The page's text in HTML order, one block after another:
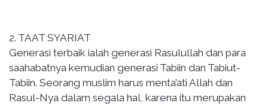
2. TAAT SYARIAT
Generasi terbaik ialah generasi Rasulullah dan para
saahabatnya kemudian generasi Tabiin dan Tabiut-
Tabiin. Seorang muslim harus menta’ati Allah dan
Rasul-Nya dalam segala hal, karena itu merupakan